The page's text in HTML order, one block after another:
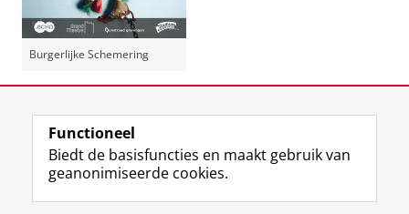
Burgerlijke Schemering
Volg de RUG
F
L
R I
Y
Functioneel
Biedt de basisfuncties en maakt gebruik van
geanonimiseerde cookies.